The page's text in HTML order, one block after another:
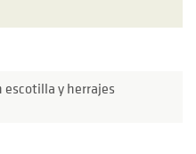
escotilla y herrajes